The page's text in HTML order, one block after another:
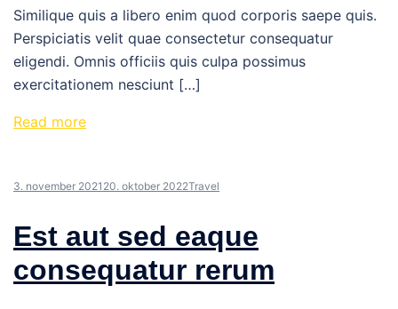
Similique quis a libero enim quod corporis saepe quis.
Perspiciatis velit quae consectetur consequatur
eligendi. Omnis officiis quis culpa possimus
exercitationem nesciunt […]
Read more
3. november 2021 20. oktober 2022Travel
Est aut sed eaque
consequatur rerum